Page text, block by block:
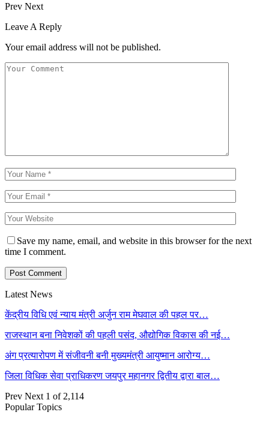
Prev Next
Leave A Reply
Your email address will not be published.
Save my name, email, and website in this browser for the next
time I comment.
Latest News
केंद्रीय विधि एवं न्याय मंत्री अर्जुन राम मेघवाल की पहल पर…
राजस्थान बना निवेशकों की पहली पसंद, औद्योगिक विकास की नई…
अंग प्रत्यारोपण में संजीवनी बनी मुख्यमंत्री आयुष्मान आरोग्य…
जिला विधिक सेवा प्राधिकरण जयपुर महानगर द्वितीय द्वारा बाल…
Prev Next 1 of 2,114
Popular Topics